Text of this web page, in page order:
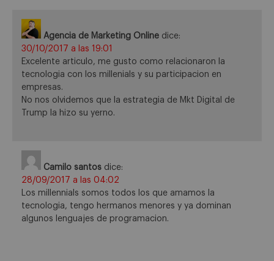
Agencia de Marketing Online dice:
30/10/2017 a las 19:01
Excelente articulo, me gusto como relacionaron la
tecnologia con los millenials y su participacion en
empresas.
No nos olvidemos que la estrategia de Mkt Digital de
Trump la hizo su yerno.
Camilo santos dice:
28/09/2017 a las 04:02
Los millennials somos todos los que amamos la
tecnologia, tengo hermanos menores y ya dominan
algunos lenguajes de programacion.